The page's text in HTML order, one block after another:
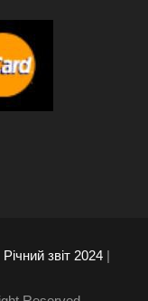
Річний звіт 2024